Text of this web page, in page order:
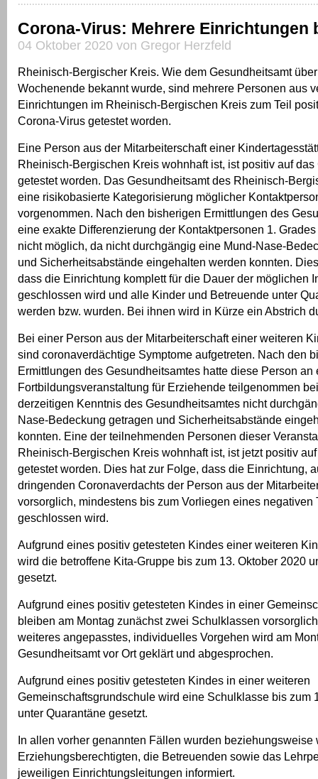
Corona-Virus: Mehrere Einrichtungen
04 Oktober 2020 von Gregor Herzfeld
Rheinisch-Bergischer Kreis. Wie dem Gesundheitsamt
Wochenende bekannt wurde, sind mehrere Personen aus
Einrichtungen im Rheinisch-Bergischen Kreis zum Teil
Corona-Virus getestet worden.
Eine Person aus der Mitarbeiterschaft einer
Rheinisch-Bergischen Kreis wohnhaft ist, ist positiv auf
getestet worden. Das Gesundheitsamt des Rheinisch-
eine risikobasierte Kategorisierung möglicher
vorgenommen. Nach den bisherigen Ermittlungen des
eine exakte Differenzierung der Kontaktpersonen 1.
nicht möglich, da nicht durchgängig eine Mund-Nase-
und Sicherheitsabstände eingehalten werden konnten.
dass die Einrichtung komplett für die Dauer der möglichen
geschlossen wird und alle Kinder und Betreuende unter
werden bzw. wurden. Bei ihnen wird in Kürze ein Abstrich
Bei einer Person aus der Mitarbeiterschaft einer weiteren
sind coronaverdächtige Symptome aufgetreten. Nach den
Ermittlungen des Gesundheitsamtes hatte diese Person an
Fortbildungsveranstaltung für Erziehende teilgenommen
derzeitigen Kenntnis des Gesundheitsamtes nicht
Nase-Bedeckung getragen und Sicherheitsabstände
konnten. Eine der teilnehmenden Personen dieser
Rheinisch-Bergischen Kreis wohnhaft ist, ist jetzt positiv
getestet worden. Dies hat zur Folge, dass die Einrichtung,
dringenden Coronaverdachts der Person aus der
vorsorglich, mindestens bis zum Vorliegen eines negativen
geschlossen wird.
Aufgrund eines positiv getesteten Kindes einer weiteren
wird die betroffene Kita-Gruppe bis zum 13. Oktober 2020
gesetzt.
Aufgrund eines positiv getesteten Kindes in einer
bleiben am Montag zunächst zwei Schulklassen
weiteres angepasstes, individuelles Vorgehen wird am
Gesundheitsamt vor Ort geklärt und abgesprochen.
Aufgrund eines positiv getesteten Kindes in einer weiteren
Gemeinschaftsgrundschule wird eine Schulklasse bis zum
unter Quarantäne gesetzt.
In allen vorher genannten Fällen wurden beziehungsweise
Erziehungsberechtigten, die Betreuenden sowie das
jeweiligen Einrichtungsleitungen informiert.